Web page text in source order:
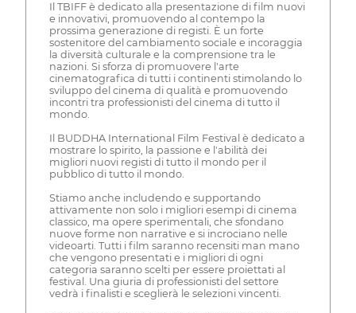
Il TBIFF è dedicato alla presentazione di film nuovi
e innovativi, promuovendo al contempo la
prossima generazione di registi. È un forte
sostenitore del cambiamento sociale e incoraggia
la diversità culturale e la comprensione tra le
nazioni. Si sforza di promuovere l'arte
cinematografica di tutti i continenti stimolando lo
sviluppo del cinema di qualità e promuovendo
incontri tra professionisti del cinema di tutto il
mondo.
Il BUDDHA International Film Festival è dedicato a
mostrare lo spirito, la passione e l'abilità dei
migliori nuovi registi di tutto il mondo per il
pubblico di tutto il mondo.
Stiamo anche includendo e supportando
attivamente non solo i migliori esempi di cinema
classico, ma opere sperimentali, che sfondano
nuove forme non narrative e si incrociano nelle
videoarti. Tutti i film saranno recensiti man mano
che vengono presentati e i migliori di ogni
categoria saranno scelti per essere proiettati al
festival. Una giuria di professionisti del settore
vedrà i finalisti e sceglierà le selezioni vincenti.